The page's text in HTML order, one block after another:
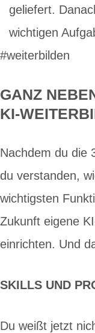
geliefert.
wichtigen
#weiterbilden
GANZ
KI-
Nachdem du die
du verstanden,
wichtigsten
Zukunft eigene
einrichten. Und
SKILLS UND
Du weißt jetzt